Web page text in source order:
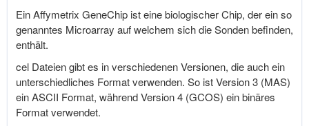
Ein Affymetrix GeneChip ist eine biologischer Chip, der ein so
genanntes Microarray auf welchem sich die Sonden befinden,
enthält.
cel Dateien gibt es in verschiedenen Versionen, die auch ein
unterschiedliches Format verwenden. So ist Version 3 (MAS)
ein ASCII Format, während Version 4 (GCOS) ein binäres
Format verwendet.